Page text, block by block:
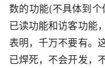
数的功能(不具体到个
已读功能和访客功能
表明，千万不要有。
已焊死，不会开发，